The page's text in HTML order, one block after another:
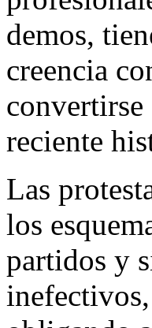
demos,
creencia
convertirse
reciente
Las
los
partidos y